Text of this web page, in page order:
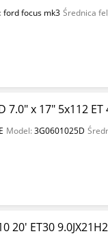
ford focus mk3 Średnica
x 17" 5x112 ET
Model:3G0601025D
20' ET30 9.0JX21H2